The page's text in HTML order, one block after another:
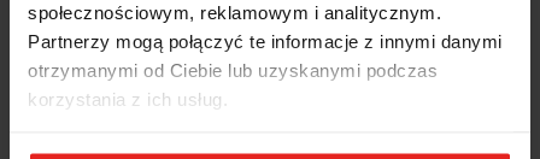
społecznościowym, reklamowym i analitycznym.
Partnerzy mogą połączyć te informacje z innymi danymi
otrzymanymi od Ciebie lub uzyskanymi podczas
korzystania z ich usług.
OPIS
INFORMACJE DOT.